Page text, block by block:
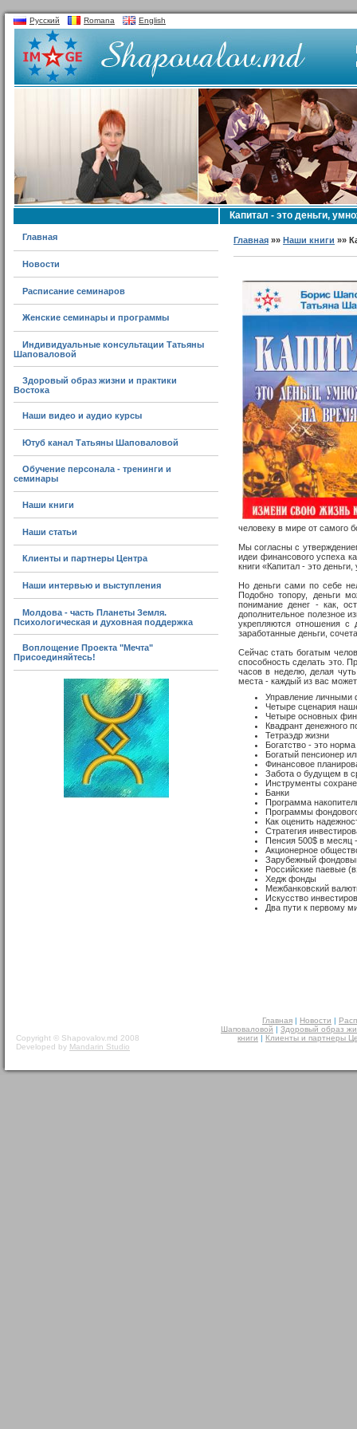
Русский Romana English
Главная
Новости
Расписание семинаров
Женские семинары и программы
Индивидуальные консультации Татьяны
Шаповаловой
Здоровый образ жизни и практики
Востока
Наши видео и аудио курсы
Ютуб канал Татьяны Шаповаловой
Обучение персонала - тренинги и
семинары
Наши книги
Наши статьи
Клиенты и партнеры Центра
Наши интервью и выступления
Молдова - часть Планеты Земля.
Психологическая и духовная поддержка
Воплощение Проекта "Мечта"
Присоединяйтесь!
Капитал - это деньги,
Главная »»Наши книги »»
человеку в мире от самого
Мы согласны с
идеи финансового успеха
книги «Капитал - это
Но деньги сами по себе
Подобно топору, деньги
понимание денег - как,
дополнительное полезное
укрепляются отношения
заработанные деньги,
Сейчас стать богатым
способность сделать это.
часов в неделю, делая
места - каждый из вас
Управление личными
Четыре сценария
Четыре основных
Квадрант денежного
Тетраэдр жизни
Богатство - это норма
Богатый пенсионер
Финансовое
Забота о будущем в
Инструменты
Банки
Программа
Программы
Как оценить
Стратегия
Пенсия 500$ в месяц
Акционерное
Зарубежный
Российские паевые
Хедж фонды
Межбанковский
Искусство
Два пути к первому
Copyright © Shapovalov.md 2008
Developed by Mandarin Studio
Главная | Новости |
Шаповаловой | Здоровый образ
книги | Клиенты и партнеры